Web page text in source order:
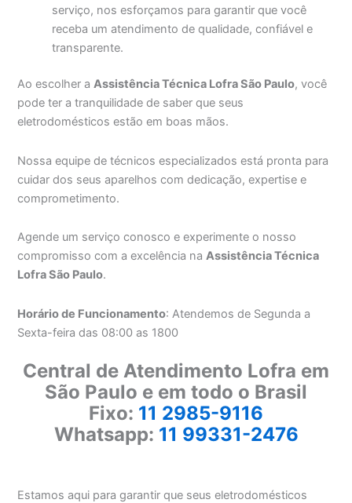
serviço, nos esforçamos para garantir que você
receba um atendimento de qualidade, confiável e
transparente.
Ao escolher aAssistência Técnica Lofra São Paulo, você
pode ter a tranquilidade de saber que seus
eletrodomésticos estão em boas mãos.
Nossa equipe de técnicos especializados está pronta para
cuidar dos seus aparelhos com dedicação, expertise e
comprometimento.
Agende um serviço conosco e experimente o nosso
compromisso com a excelência naAssistência Técnica
Lofra São Paulo.
Horário de Funcionamento: Atendemos de Segunda a
Sexta-feira das 08:00 as 1800
Central de Atendimento Lofra em
São Paulo e em todo o Brasil
Fixo: 11 2985-9116
Whatsapp: 11 99331-2476
Estamos aqui para garantir que seus eletrodomésticos